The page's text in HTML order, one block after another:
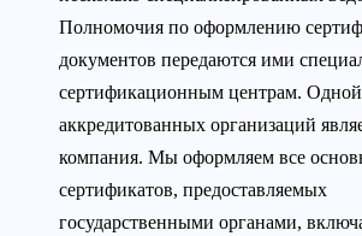
Полномочия по оформлению
документов передаются ими
сертификационным центрам.
аккредитованных организаций
компания. Мы оформляем все
сертификатов, предоставляемых
государственными органами,